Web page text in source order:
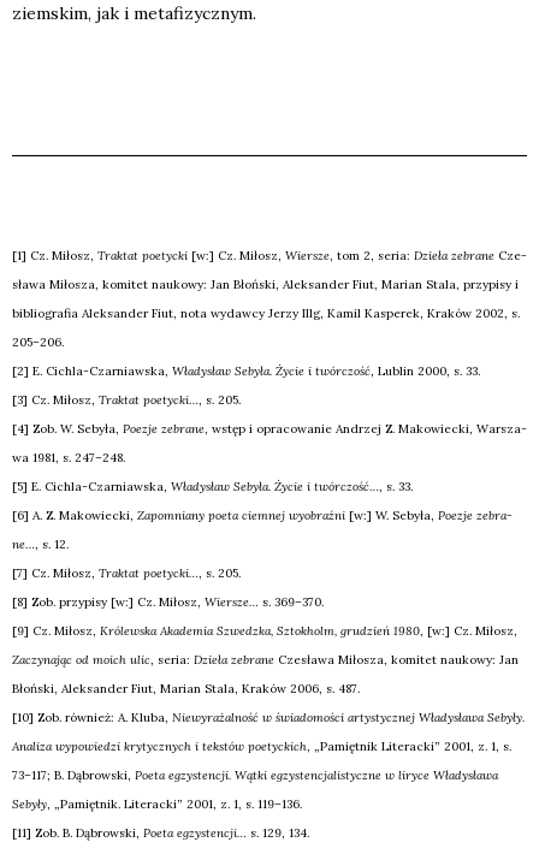
ziem­skim, jak i meta­fi­zycz­nym.
[1] Cz. Miłosz, Trak­tat poetyc­ki [w:] Cz. Miłosz, Wier­sze , tom 2, seria: Dzie­ła zebra­ne Cze­
sła­wa Miło­sza, komi­tet nauko­wy: Jan Błoń­ski, Alek­san­der Fiut, Marian Sta­la, przy­pi­sy i
biblio­gra­fia Alek­san­der Fiut, nota wydaw­cy Jerzy Illg, Kamil Kaspe­rek, Kra­ków 2002, s.
205–206.
[2] E. Cichla-Czar­niaw­ska, Wła­dy­sław Seby­ła. Życie i twór­czość , Lublin 2000, s. 33.
[3] Cz. Miłosz, Trak­tat poetyc­ki…, s. 205.
[4] Zob. W. Seby­ła, Poezje zebra­ne , wstęp i opra­co­wa­nie Andrzej Z. Mako­wiec­ki, War­sza­
wa 1981, s. 247–248.
[5] E. Cichla-Czar­niaw­ska, Wła­dy­sław Seby­ła. Życie i twór­czość…, s. 33.
[6] A. Z. Mako­wiec­ki, Zapo­mnia­ny poeta ciem­nej wyobraź­ni [w:] W. Seby­ła, Poezje zebra­
ne…, s. 12.
[7] Cz. Miłosz, Trak­tat poetyc­ki… , s. 205.
[8] Zob. przy­pi­sy [w:] Cz. Miłosz, Wier­sze… s. 369–370.
[9] Cz. Miłosz, Kró­lew­ska Aka­de­mia Szwedz­ka, Sztok­holm, gru­dzień 1980 , [w:] Cz. Miłosz,
Zaczy­na­jąc od moich ulic , seria: Dzie­ła zebra­ne Cze­sła­wa Miło­sza, komi­tet nauko­wy: Jan
Błoń­ski, Alek­san­der Fiut, Marian Sta­la, Kra­ków 2006, s. 487.
[10] Zob. rów­nież: A. Klu­ba, Nie­wy­ra­żal­ność w świa­do­mo­ści arty­stycz­nej Wła­dy­sła­wa Seby­ły.
Ana­li­za wypo­wie­dzi kry­tycz­nych i tek­stów poetyc­kich , „Pamięt­nik Lite­rac­ki” 2001, z. 1, s.
73–117; B. Dąbrow­ski, Poeta egzy­sten­cji. Wąt­ki egzy­sten­cja­li­stycz­ne w liry­ce Wła­dy­sła­wa
Seby­ły , „Pamięt­nik. Lite­rac­ki” 2001, z. 1, s. 119–136.
[11] Zob. B. Dąbrow­ski, Poeta egzy­sten­cji… s. 129, 134.